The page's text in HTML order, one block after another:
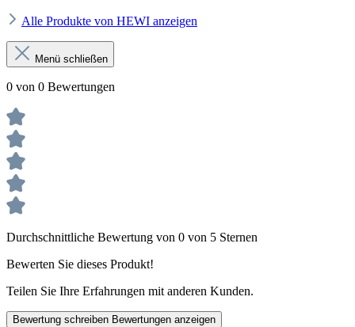
Alle Produkte von HEWI anzeigen
Menü schließen
0 von 0 Bewertungen
Durchschnittliche Bewertung von 0 von 5 Sternen
Bewerten Sie dieses Produkt!
Teilen Sie Ihre Erfahrungen mit anderen Kunden.
Bewertung schreiben Bewertungen anzeigen